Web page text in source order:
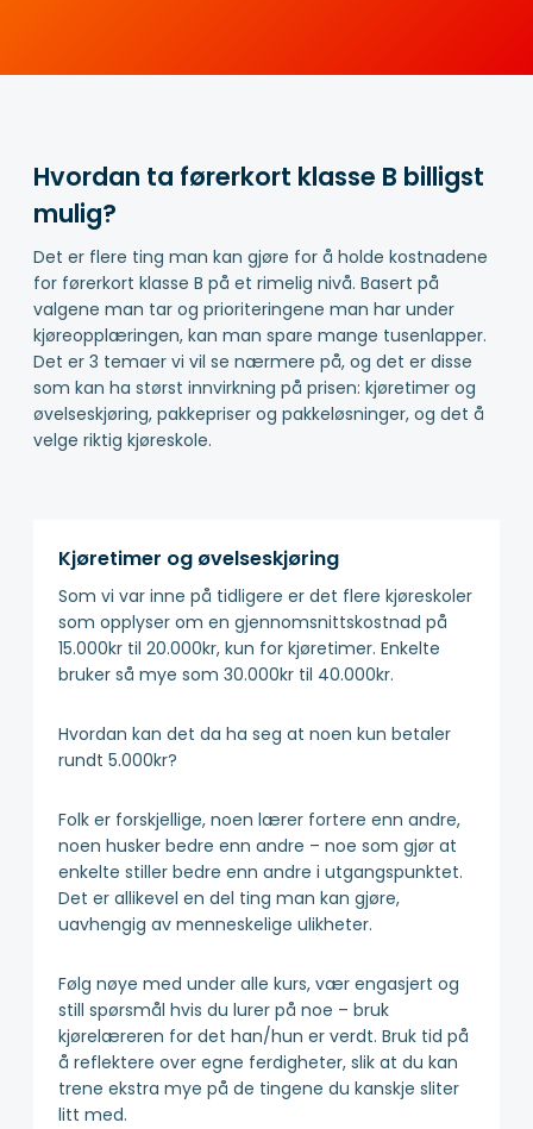
Hvordan ta førerkort klasse B billigst
mulig?
Det er flere ting man kan gjøre for å holde kostnadene
for førerkort klasse B på et rimelig nivå. Basert på
valgene man tar og prioriteringene man har under
kjøreopplæringen, kan man spare mange tusenlapper.
Det er 3 temaer vi vil se nærmere på, og det er disse
som kan ha størst innvirkning på prisen: kjøretimer og
øvelseskjøring, pakkepriser og pakkeløsninger, og det å
velge riktig kjøreskole.
Kjøretimer og øvelseskjøring
Som vi var inne på tidligere er det flere kjøreskoler
som opplyser om en gjennomsnittskostnad på
15.000kr til 20.000kr, kun for kjøretimer. Enkelte
bruker så mye som 30.000kr til 40.000kr.
Hvordan kan det da ha seg at noen kun betaler
rundt 5.000kr?
Folk er forskjellige, noen lærer fortere enn andre,
noen husker bedre enn andre – noe som gjør at
enkelte stiller bedre enn andre i utgangspunktet.
Det er allikevel en del ting man kan gjøre,
uavhengig av menneskelige ulikheter.
Følg nøye med under alle kurs, vær engasjert og
still spørsmål hvis du lurer på noe – bruk
kjørelæreren for det han/hun er verdt. Bruk tid på
å reflektere over egne ferdigheter, slik at du kan
trene ekstra mye på de tingene du kanskje sliter
litt med.